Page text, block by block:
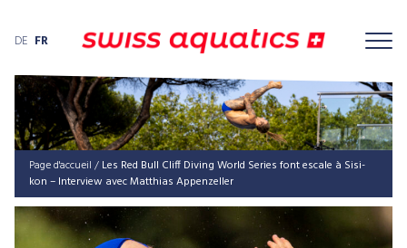
DE FR
Page d'accueil / Les Red Bull Cliff Diving World Series font esca­le à Sis­i­
kon – Inter­view avec Mat­thi­as Appenzeller